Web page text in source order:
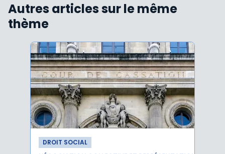
Autres articles sur le même
thème
DROIT SOCIAL